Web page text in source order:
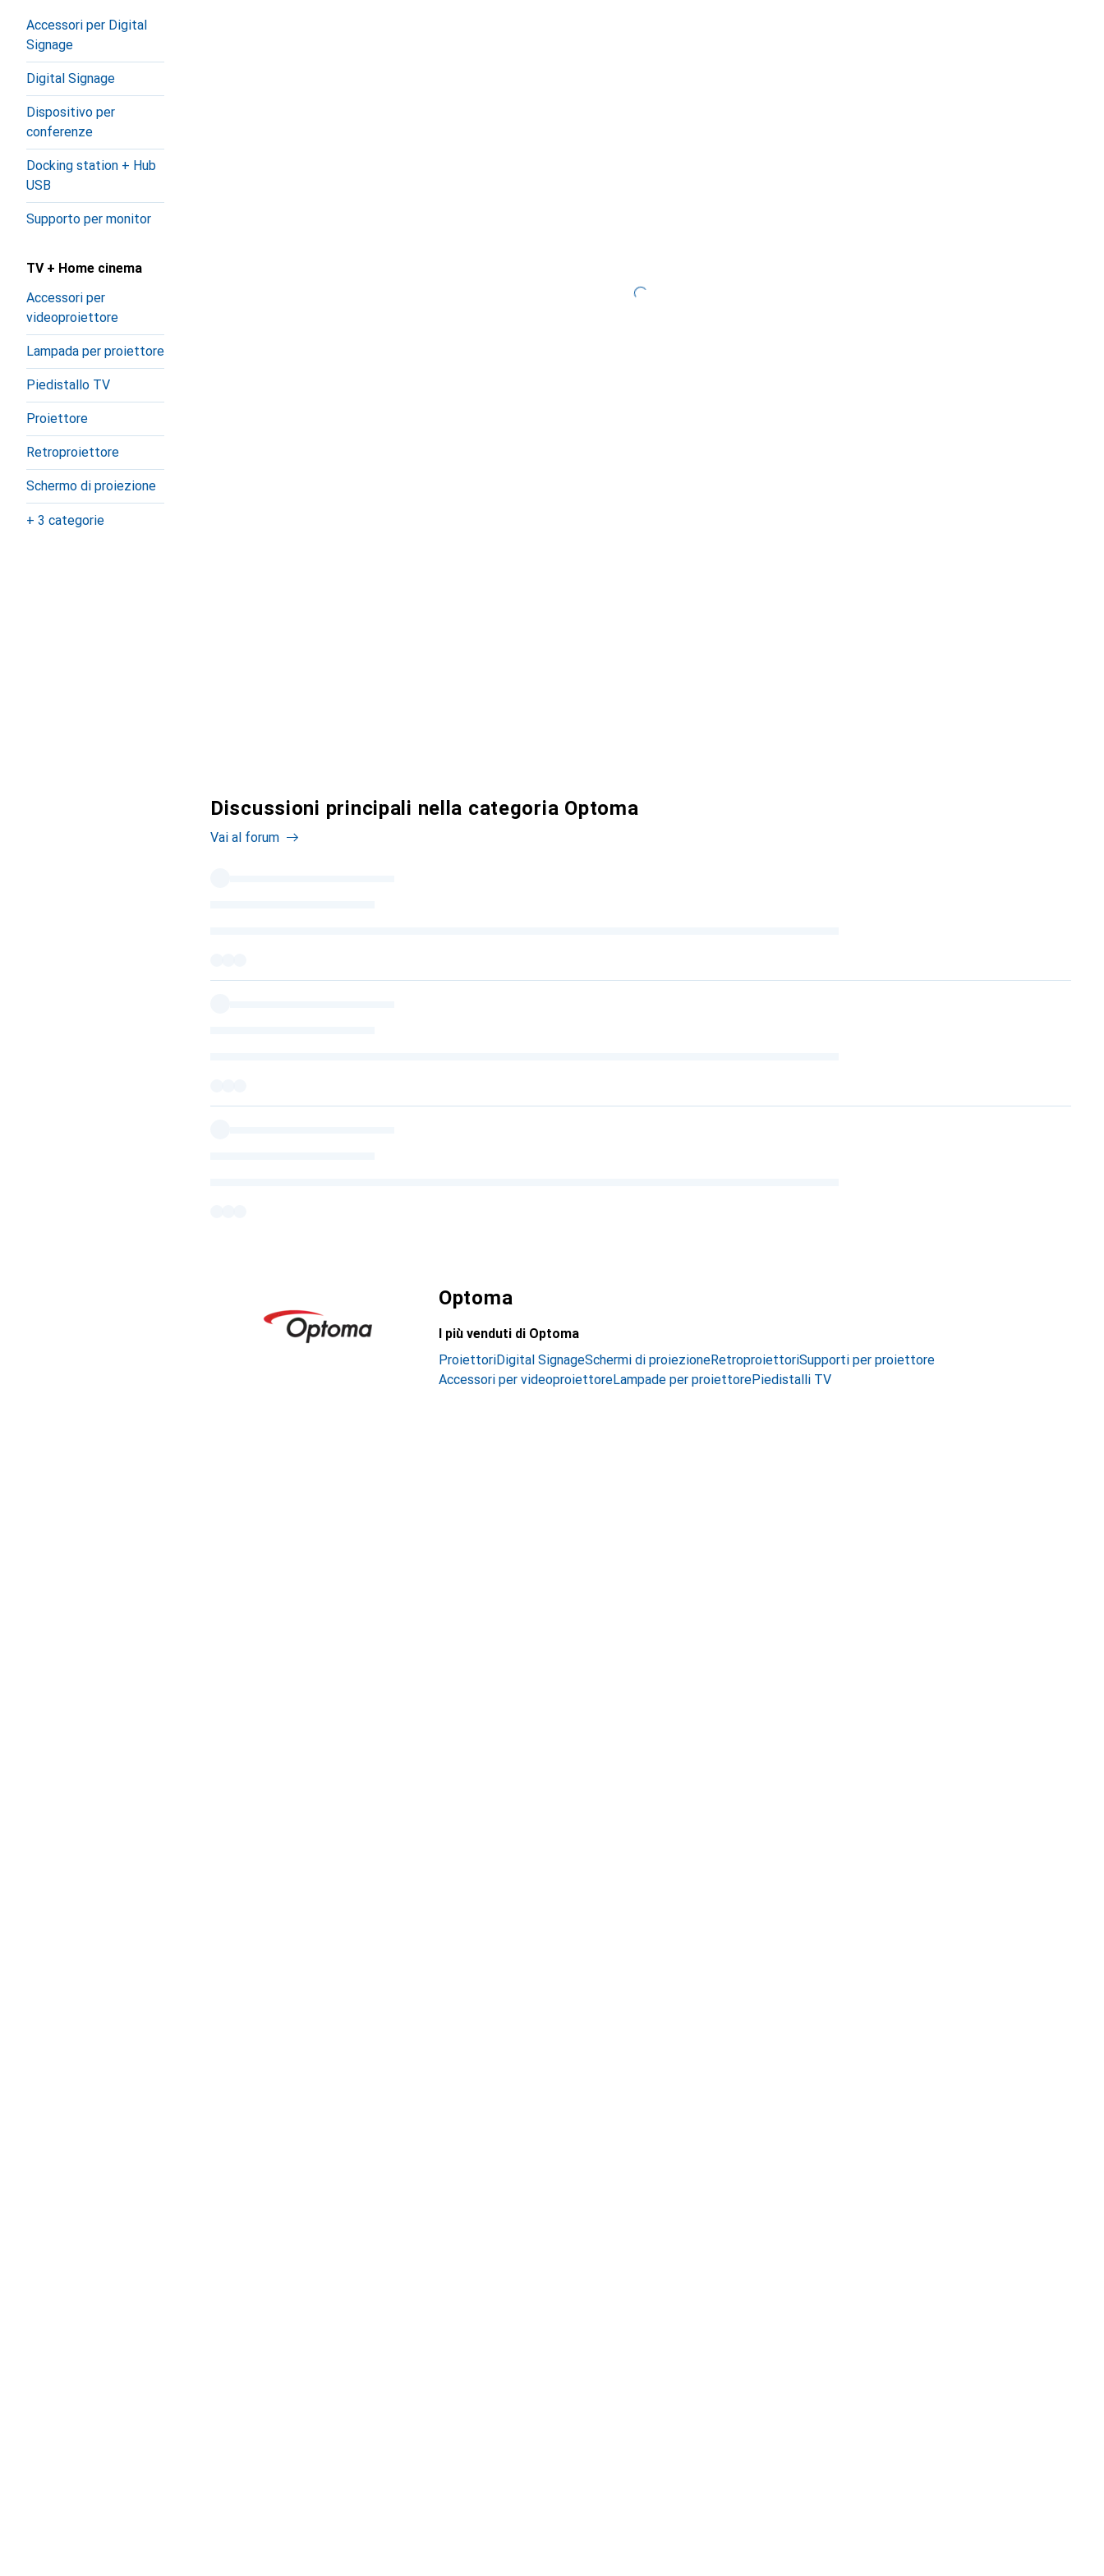
Accessori per Digital
Signage
Digital Signage
Dispositivo per
conferenze
Docking station + Hub
USB
Supporto per monitor
TV + Home cinema
Accessori per
videoproiettore
Lampada per proiettore
Piedistallo TV
Proiettore
Retroproiettore
Schermo di proiezione
+ 3 categorie
Discussioni principali nella categoria Optoma
Vai al forum
Optoma
I più venduti di Optoma
ProiettoriDigital SignageSchermi di proiezioneRetroproiettoriSupporti per proiettore
Accessori per videoproiettoreLampade per proiettorePiedistalli TV